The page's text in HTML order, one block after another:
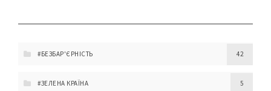
#БЕЗБАР'ЄРНІСТЬ 42
#ЗЕЛЕНА КРАЇНА 5